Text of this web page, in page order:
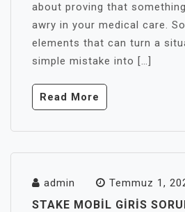
about proving that
awry in your medical care.
elements that can turn a
simple mistake into […]
Read More
admin Temmuz 1,
STAKE MOBIL GIRIS